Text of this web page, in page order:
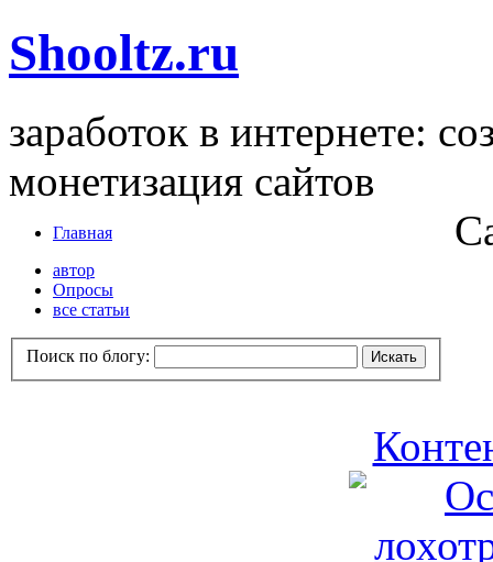
Shooltz.ru
заработок в интернете:
монетизация сайтов
Главная
автор
Опросы
все статьи
Поиск по блогу: